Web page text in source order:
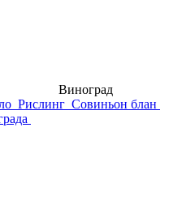
Виноград
Рислинг Совиньон блан